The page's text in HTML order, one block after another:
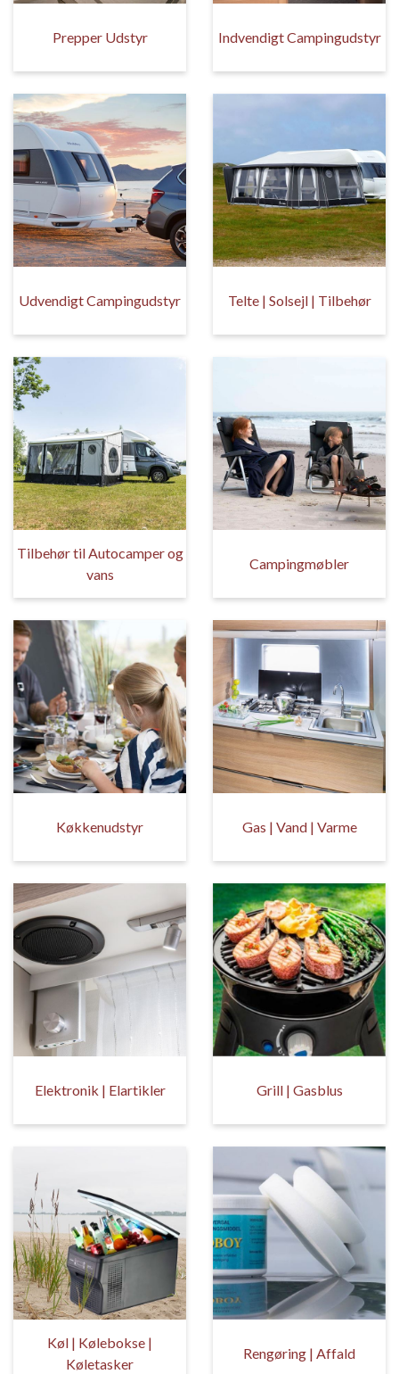
Prepper Udstyr Indvendigt Campingudstyr
Udvendigt Campingudstyr Telte | Solsejl | Tilbehør
Tilbehør til Autocamper og
vans
Campingmøbler
Køkkenudstyr Gas | Vand | Varme
Elektronik | Elartikler Grill | Gasblus
Køl | Kølebokse |
Køletasker
Rengøring | Affald